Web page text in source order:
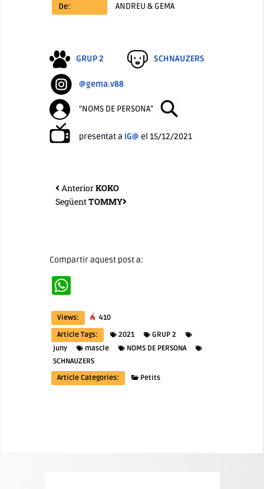
ANDREU & GEMA
GRUP 2 SCHNAUZERS
@gema.v88
“NOMS DE PERSONA”
presentat a IG@ el 15/12/2021
AnteriorKOKO
SegüentTOMMY
Compartir aquest post a:
WhatsApp
Views:
410
Article Tags:
2021
GRUP 2
juny
mascle
NOMS DE PERSONA
SCHNAUZERS
Article Categories:
Petits